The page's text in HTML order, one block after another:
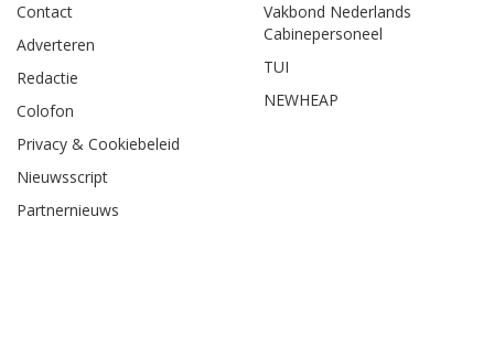
Contact
Adverteren
Redactie
Colofon
Privacy & Cookiebeleid
Nieuwsscript
Partnernieuws
Vakbond Nederlands
Cabinepersoneel
TUI
NEWHEAP